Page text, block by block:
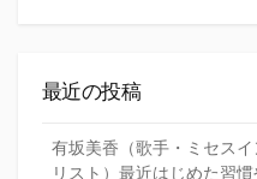
最近の投稿
有坂美香（歌手・ミセス
リスト）最近はじめた習